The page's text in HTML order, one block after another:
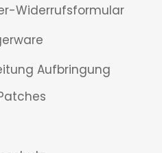
Widerrufsformular
Aufbringung